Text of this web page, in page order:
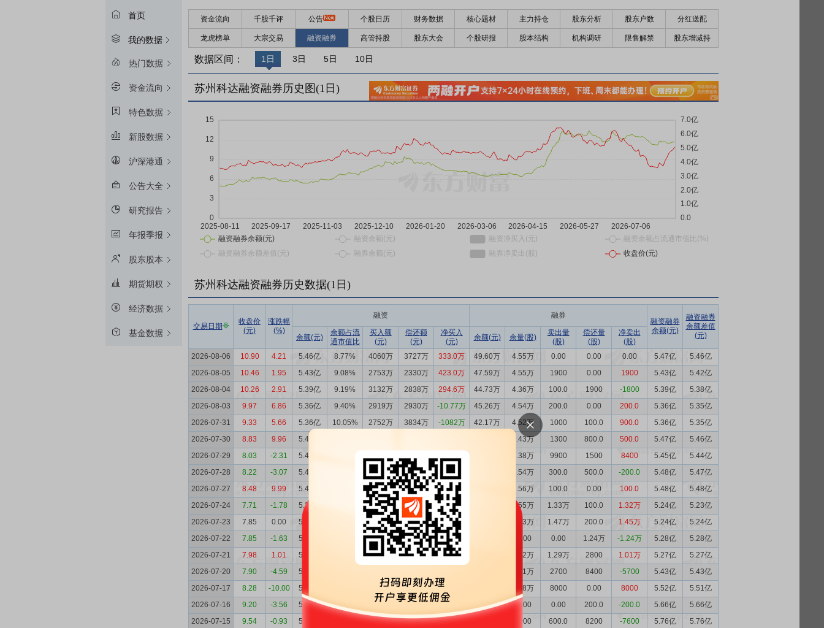
首页
我的数据
热门数据
资金流向
特色数据
新股数据
沪深港通
公告大全
研究报告
年报季报
股东股本
期货期权
经济数据
基金数据
资金流向 千股千评 公告 个股日历 财务数据 核心题材 主力持仓 股东分析 股东户数 分红送配
龙虎榜单 大宗交易 融资融券 高管持股 股东大会 个股研报 股本结构 机构调研 限售解禁 股东增减持
数据区间： 1日 3日 5日 10日
苏州科达融资融券历史图(1 日)
苏州科达融资融券历史数据(1 日)
交易日期
收盘价
(元)
涨跌幅
(%)
融资 融券
融资融券
余额(元)
融资融券
余额差值
(元)
余额(元)
余额占流
通市值比
买入额
(元)
偿还额
(元)
净买入
(元)
余额(元) 余量(股)
卖出量
(股)
偿还量
(股)
净卖出
(股)
2026-08-06
10.90 4.21 5.46亿 8.77% 4060万 3727万 333.0万 49.60万 4.55万 0.00 0.00 0.00 5.47亿
5.46亿
2026-08-05
10.46 1.95 5.43亿 9.08% 2753万 2330万 423.0万 47.59万 4.55万 1900 0.00 1900 5.43亿
5.42亿
2026-08-04
10.26 2.91 5.39亿 9.19% 3132万 2838万 294.6万 44.73万 4.36万 100.0 1900 -1800 5.39亿
5.38亿
2026-08-03
9.97 6.86 5.36亿 9.40% 2919万 2930万 -10.77万 45.26万 4.54万 200.0 0.00 200.0 5.36亿
5.35亿
2026-07-31
9.33 5.66 5.36亿 10.05% 2752万 3834万 -1082万 42.17万 4.52万 1000 100.0 900.0 5.36亿
5.35亿
2026-07-30
8.83 9.96 5.47亿 4.43万 1300 800.0 500.0 5.47亿
5.46亿
2026-07-29
8.03 -2.31 5.44亿 4.38万 9900 1500 8400 5.45亿
5.44亿
2026-07-28
8.22 -3.07 5.47亿 2232万 2323万 -91.00万 3.54万 300.0 500.0 -200.0 5.48亿
5.47亿
2026-07-27
8.48 9.99 5.48亿 3474万 990.0万 2484万 3.56万 100.0 0.00 100.0 5.48亿
5.48亿
2026-07-24
7.71 -1.78 5.23亿 804.7万 885.1万 -80.35万 3.55万 1.33万 100.0 1.32万 5.24亿
5.23亿
2026-07-23
7.85 0.00 5.24亿 674.9万 1023万 -348.3万 2.23万 1.47万 200.0 1.45万 5.24亿
5.24亿
2026-07-22
7.85 -1.63 5.28亿 1397万 1344万 53.12万 7800 0.00 1.24万 -1.24万 5.28亿
5.28亿
2026-07-21
7.98 1.01 5.27亿 2301万 3856万 -1555万 2.02万 1.29万 2800 1.01万 5.27亿
5.27亿
2026-07-20
7.90 -4.59 5.43亿 1.01万 2700 8400 -5700 5.43亿
5.43亿
2026-07-17
8.28 -10.00 5.52亿 1096万 2577万 -1481万 1.58万 8000 0.00 8000 5.52亿
5.51亿
2026-07-16
9.20 -3.56 5.66亿 10.77% 879.5万 1832万 -952.8万 7.18万 7800 0.00 200.0 -200.0 5.66亿
5.66亿
2026-07-15
9.54 -0.93 5.76亿 779.6万 1719万 -939.5万 8000 600.0 8200 -7600 5.76亿
5.76亿